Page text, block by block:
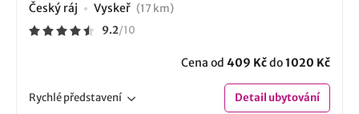
Český ráj Vyskeř (17 km)
9.2/10
Cena od 409 Kčdo1020 Kč
Rychlépředstavení Detailubytování